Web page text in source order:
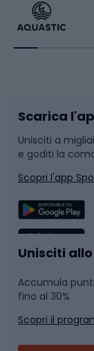
Bikepacking
Bushcraft
Corsa
Sport di
Caschi da
Skitouring
Sport con
Slitte e
Snowboard
Camminata
Nuoto
Pattinaggio
Scarica
Unisciti a
e goditi la
Scopri l'app
Unisciti
Accumula
fino al 30%
Scopri il